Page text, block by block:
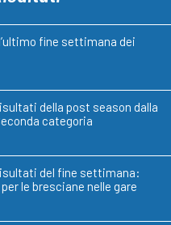
fine settimana dei
della post season dalla
categoria
del fine settimana:
le bresciane nelle gare